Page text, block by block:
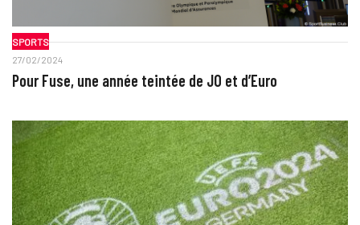
SPORTS
27/02/2024
Pour Fuse, une année teintée de JO et d’Euro